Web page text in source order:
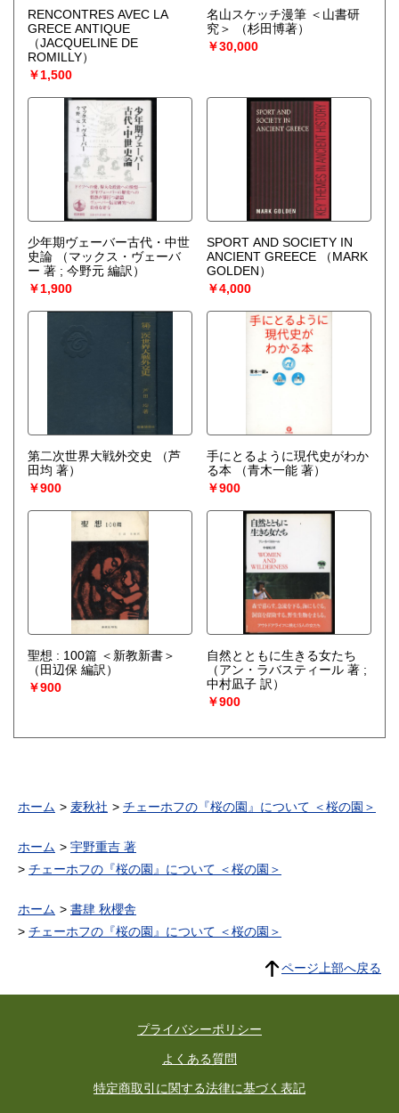
RENCONTRES AVEC LA
GRECE ANTIQUE
（JACQUELINE DE
ROMILLY）
￥1,500
名山スケッチ漫筆 ＜山書研
究＞
（杉田博著）
￥30,000
少年期ヴェーバー古代・中世
史論
（マックス・ヴェーバ
ー 著 ; 今野元 編訳）
￥1,900
SPORT AND SOCIETY IN
ANCIENT GREECE
（MARK
GOLDEN）
￥4,000
第二次世界大戦外交史
（芦
田均 著）
￥900
手にとるように現代史がわか
る本
（青木一能 著）
￥900
聖想 : 100篇 ＜新教新書＞
（田辺保 編訳）
￥900
自然とともに生きる女たち
（アン・ラバスティール 著 ;
中村凪子 訳）
￥900
ホーム 麦秋社 チェーホフの『桜の園』について ＜桜の園＞
ホーム
宇野重吉 著
チェーホフの『桜の園』について ＜桜の園＞
ホーム
書肆 秋櫻舎
チェーホフの『桜の園』について ＜桜の園＞
ページ上部へ戻る
プライバシーポリシー
よくある質問
特定商取引に関する法律に基づく表記